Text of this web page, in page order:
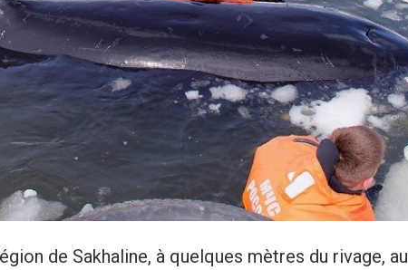
de Sakhaline, à quelques mètres du rivage, au